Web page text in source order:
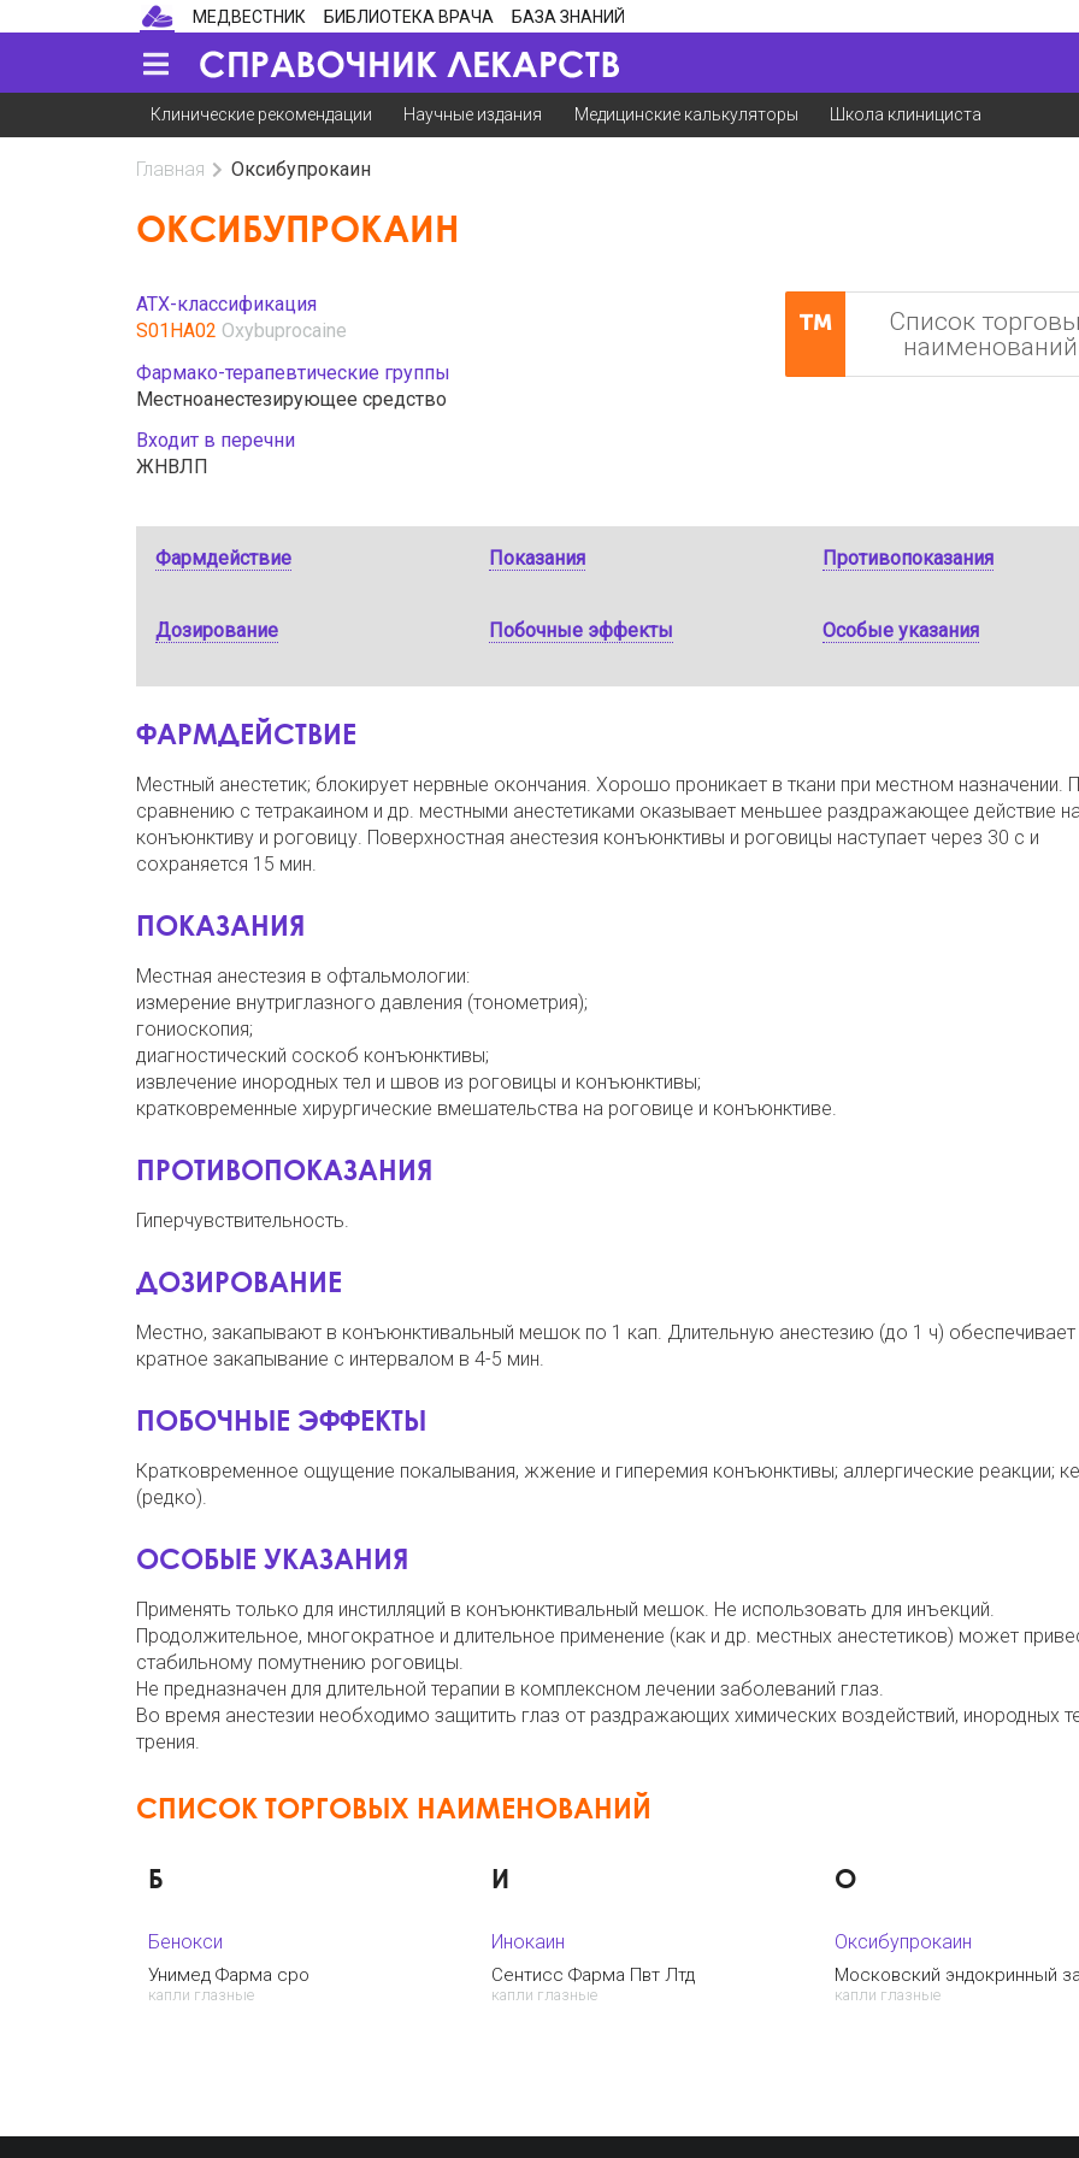
МЕДВЕСТНИК БИБЛИОТЕКА ВРАЧА БАЗА ЗНАНИЙ
Клинические рекомендации Научные издания Медицинские калькуляторы Школа клинициста
Главная Оксибупрокаин
ОКСИБУПРОКАИН
Список
наименований
АТХ-классификация
S01HA02 Oxybuprocaine
Фармако-терапевтические группы
Местноанестезирующее средство
Входит в перечни
ЖНВЛП
Фармдействие Показания Противопоказания
Дозирование Побочные эффекты Особые указания
ФАРМДЕЙСТВИЕ
Местный анестетик; блокирует нервные окончания. Хорошо проникает в ткани при местном назначении.
сравнению с тетракаином и др. местными анестетиками оказывает меньшее раздражающее действие
конъюнктиву и роговицу. Поверхностная анестезия конъюнктивы и роговицы наступает через 30 с и
сохраняется 15 мин.
ПОКАЗАНИЯ
Местная анестезия в офтальмологии:
измерение внутриглазного давления (тонометрия);
гониоскопия;
диагностический соскоб конъюнктивы;
извлечение инородных тел и швов из роговицы и конъюнктивы;
кратковременные хирургические вмешательства на роговице и конъюнктиве.
ПРОТИВОПОКАЗАНИЯ
Гиперчувствительность.
ДОЗИРОВАНИЕ
Местно, закапывают в конъюнктивальный мешок по 1 кап. Длительную анестезию (до 1 ч) обеспечивает
кратное закапывание с интервалом в 4-5 мин.
ПОБОЧНЫЕ ЭФФЕКТЫ
Кратковременное ощущение покалывания, жжение и гиперемия конъюнктивы; аллергические реакции;
(редко).
ОСОБЫЕ УКАЗАНИЯ
Применять только для инстилляций в конъюнктивальный мешок. Не использовать для инъекций.
Продолжительное, многократное и длительное применение (как и др. местных анестетиков) может
стабильному помутнению роговицы.
Не предназначен для длительной терапии в комплексном лечении заболеваний глаз.
Во время анестезии необходимо защитить глаз от раздражающих химических воздействий, инородных
трения.
СПИСОК ТОРГОВЫХ НАИМЕНОВАНИЙ
Б
Бенокси
Унимед Фарма сро
капли глазные
И
Инокаин
Сентисс Фарма Пвт Лтд
капли глазные
О
Оксибупрокаин
Московский эндокринный
капли глазные